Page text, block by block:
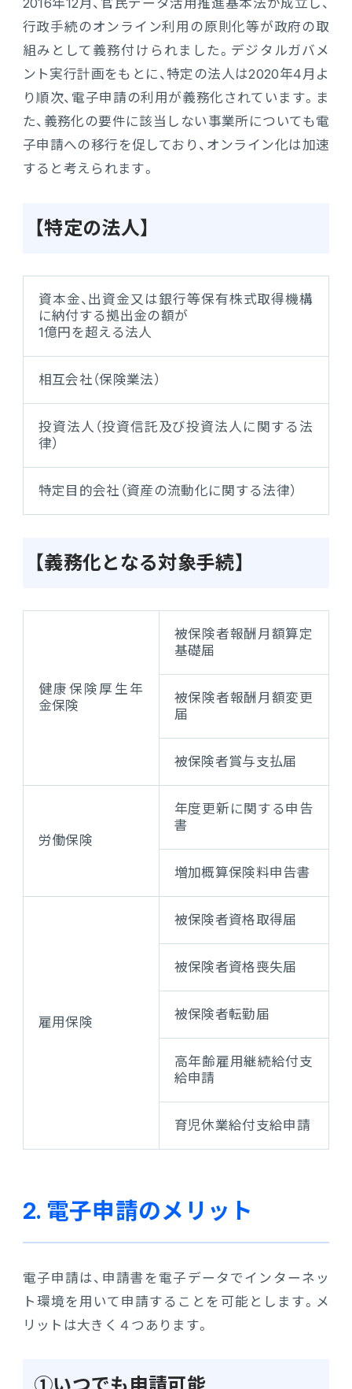
販売・購買・在庫管理
建設業向け基幹業務システム
生産管理
生産管理
Best Practice
連携ソリューション
2016年12月、官民データ活用推進基本法が成立し、
行政手続のオンライン利用の原則化等が政府の取
組みとして義務付けられました。デジタルガバメ
ント実行計画をもとに、特定の法人は2020年4月よ
り順次、電子申請の利用が義務化されています。ま
た、義務化の要件に該当しない事業所についても電
子申請への移行を促しており、オンライン化は加速
すると考えられます。
【特定の法人】
資本金、出資金又は銀行等保有株式取得機構
に納付する拠出金の額が
1億円を超える法人
相互会社（保険業法）
投資法人（投資信託及び投資法人に関する法
律）
特定目的会社（資産の流動化に関する法律）
【義務化となる対象手続】
健康保険厚生年
金保険
被保険者報酬月額算定
基礎届
被保険者報酬月額変更
届
被保険者賞与支払届
労働保険
年度更新に関する申告
書
増加概算保険料申告書
雇用保険
被保険者資格取得届
被保険者資格喪失届
被保険者転勤届
高年齢雇用継続給付支
給申請
育児休業給付支給申請
2. 電子申請のメリット
電子申請は、申請書を電子データでインターネッ
ト環境を用いて申請することを可能とします。メ
リットは大きく４つあります。